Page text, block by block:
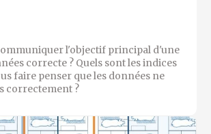
l'objectif principal d'une
correcte ? Quels sont les indices
faire penser que les données ne
correctement ?